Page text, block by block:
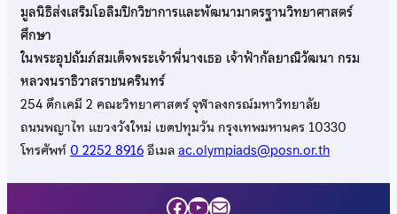
มูลนิธิส่งเสริมโอลิมปิกวิชาการและพัฒนามาตรฐานวิทยาศาสตร์
ศึกษา
ในพระอุปถัมภ์สมเด็จพระเจ้าพี่นางเธอ เจ้าฟ้ากัลยาณิวัฒนา กรม
หลวงนราธิวาสราชนครินทร์
254 ตึกเคมี 2 คณะวิทยาศาสตร์ จุฬาลงกรณ์มหาวิทยาลัย
ถนนพญาไท แขวงวังใหม่ เขตปทุมวัน กรุงเทพมหานคร 10330
โทรศัพท์0 2252 8916อีเมลac.olympiads@posn.or.th
Facebook
YouTube
Mail